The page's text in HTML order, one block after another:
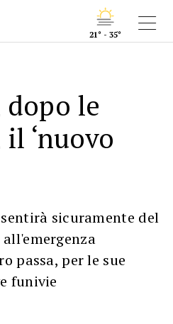
21° - 35°
le
‘nuovo
sicuramente del
passa, per le sue
funivie